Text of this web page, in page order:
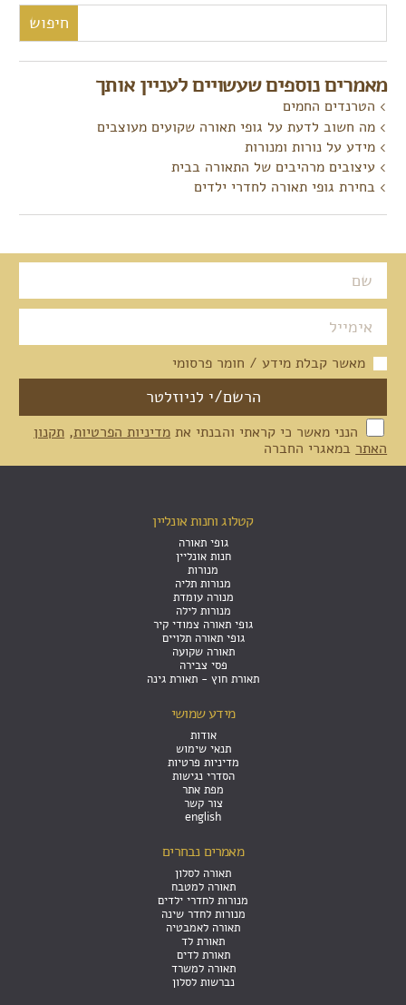
מאמרים נוספים שעשויים לעניין אותך
הטרנדים החמים
מה חשוב לדעת על גופי תאורה שקועים מעוצבים
מידע על נורות ומנורות
עיצובים מרהיבים של התאורה בבית
בחירת גופי תאורה לחדרי ילדים
מאשר קבלת מידע / חומר פרסומי
הנני מאשר כי קראתי והבנתי את מדיניות הפרטיות, תקנון
האתר במאגרי החברה
קטלוג וחנות אונליין
גופי תאורה
חנות אונליין
מנורות
מנורות תליה
מנורה עומדת
מנורות לילה
גופי תאורה צמודי קיר
גופי תאורה תלויים
תאורה שקועה
פסי צבירה
תאורת חוץ - תאורת גינה
מידע שמושי
אודות
תנאי שימוש
מדיניות פרטיות
הסדרי נגישות
מפת אתר
צור קשר
english
מאמרים נבחרים
תאורה לסלון
תאורה למטבח
מנורות לחדרי ילדים
מנורות לחדר שינה
תאורה לאמבטיה
תאורת לד
תאורת לדים
תאורה למשרד
נברשות לסלון